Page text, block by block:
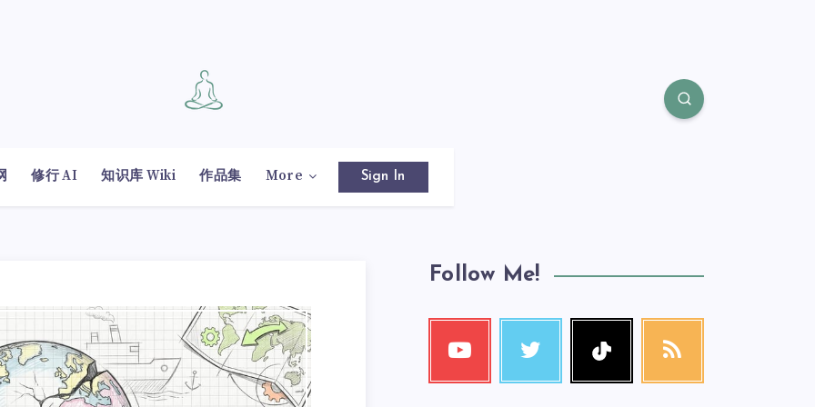
修行 AI 知识库 Wiki 作品集 More Sign In
Follow Me!